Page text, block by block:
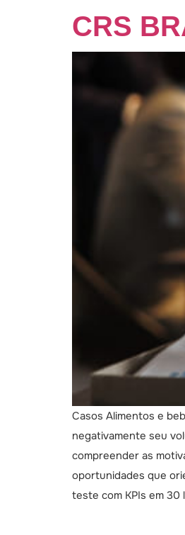
CRS
Casos Alimentos e
negativamente seu
compreender as
oportunidades que
teste com KPIs em 30